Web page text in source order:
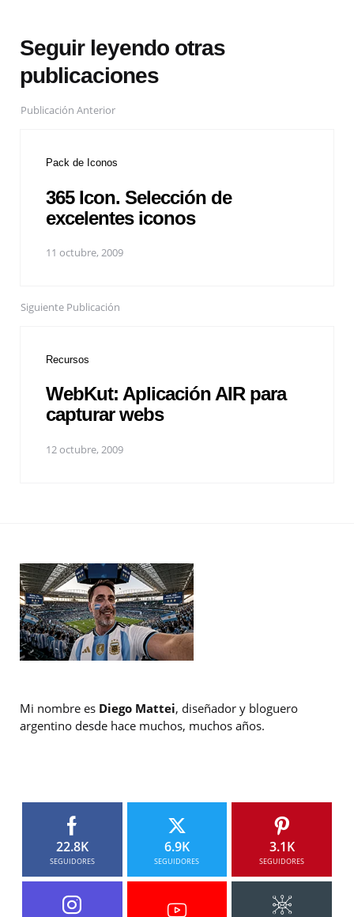
Seguir leyendo otras
publicaciones
Publicación Anterior
Pack de Iconos
365 Icon. Selección de
excelentes iconos
11 octubre, 2009
Siguiente Publicación
Recursos
WebKut: Aplicación AIR para
capturar webs
12 octubre, 2009
Mi nombre es Diego Mattei, diseñador y bloguero
argentino desde hace muchos, muchos años.
22.8K
SEGUIDORES
6.9K
SEGUIDORES
3.1K
SEGUIDORES